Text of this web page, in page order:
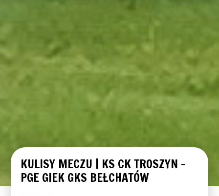
KULISY MECZU | KS CK TROSZYN –
PGE GIEK GKS BEŁCHATÓW